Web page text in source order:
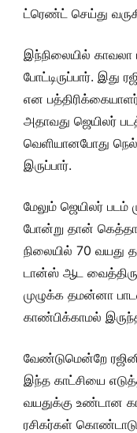
ட்ரெண்ட் செய்து
இந்நிலையில் காவலா
போட்டிருப்பார். இது
என பத்திரிக்கையாளர்
அதாவது ஜெயிலர்
வெளியானபோது
இருப்பார்.
மேலும் ஜெயிலர்
போன்று தான்
நிலையில் 70 வயது
டான்ஸ் ஆட
முழுக்க தமன்னா
காண்பிக்காமல்
வேண்டுமென்றே
இந்த காட்சியை
வயதுக்கு உண்டான
ரசிகர்கள்